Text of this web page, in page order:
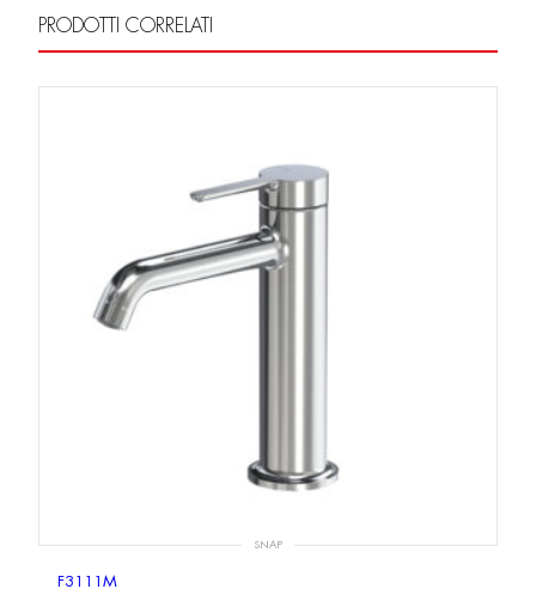
PRODOTTI CORRELATI
SNAP
F3111M